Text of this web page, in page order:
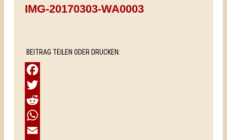
IMG-20170303-WA0003
BEITRAG TEILEN ODER DRUCKEN:
Facebook
Twitter
Reddit
WhatsApp